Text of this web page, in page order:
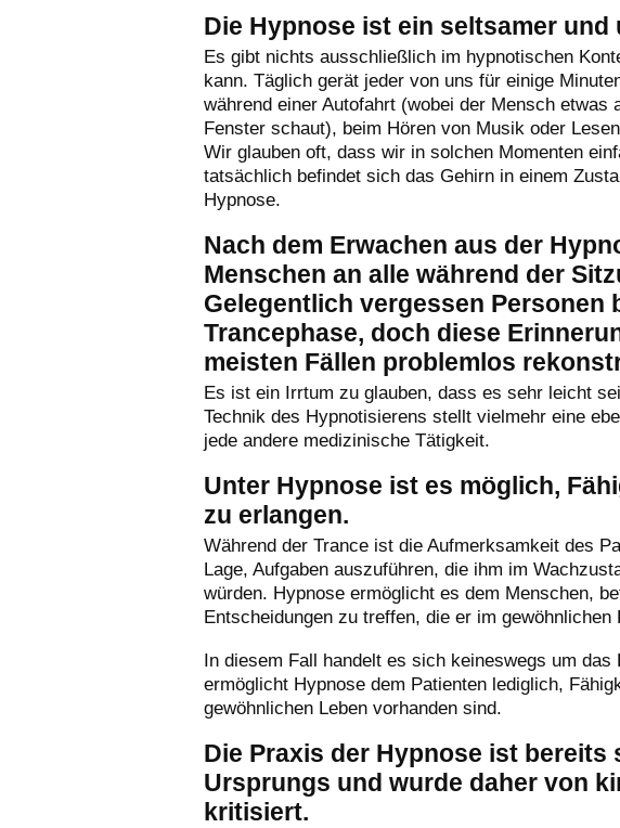
Die Hypnose ist ein seltsamer
Es gibt nichts ausschließlich im hypnotischen
kann. Täglich gerät jeder von uns für einige
während einer Autofahrt (wobei der Mensch etwas
Fenster schaut), beim Hören von Musik oder
Wir glauben oft, dass wir in solchen Momenten
tatsächlich befindet sich das Gehirn in einem
Hypnose.
Nach dem Erwachen aus der
Menschen an alle während der
Gelegentlich vergessen Personen
Trancephase, doch diese
meisten Fällen problemlos
Es ist ein Irrtum zu glauben, dass es sehr leicht
Technik des Hypnotisierens stellt vielmehr eine
jede andere medizinische Tätigkeit.
Unter Hypnose ist es möglich,
zu erlangen.
Während der Trance ist die Aufmerksamkeit des
Lage, Aufgaben auszuführen, die ihm im
würden. Hypnose ermöglicht es dem Menschen,
Entscheidungen zu treffen, die er im
In diesem Fall handelt es sich keineswegs um
ermöglicht Hypnose dem Patienten lediglich,
gewöhnlichen Leben vorhanden sind.
Die Praxis der Hypnose ist
Ursprungs und wurde daher von
kritisiert.